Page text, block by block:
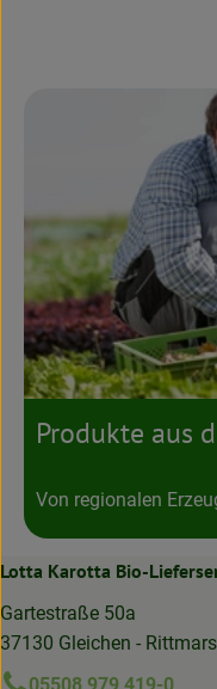
Produkte aus
Von regionalen
Lotta Karotta Bio-
Gartestraße 50a
37130 Gleichen -